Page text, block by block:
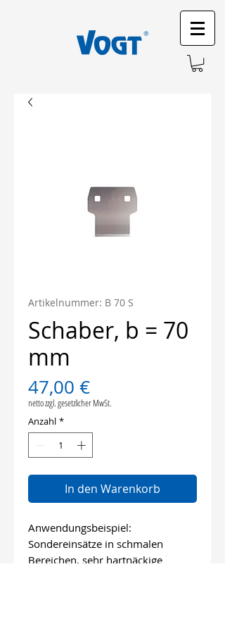
Artikelnummer: B 70 S
Schaber, b = 70
mm
47,00 €Preis
Anzahl *
In den Warenkorb
Anwendungsbeispiel:
Sondereinsätze in schmalen
Bereichen, sehr hartnäckige
netto zzgl. gesetzlicher MwSt.